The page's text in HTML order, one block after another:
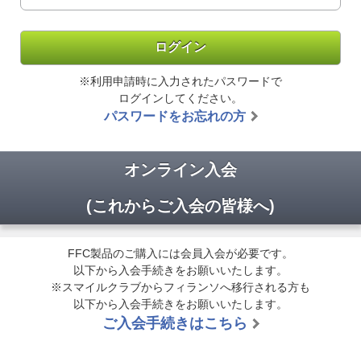
※利用申請時に入力されたパスワードで
ログインしてください。
パスワードをお忘れの方
オンライン入会
(これからご入会の皆様へ)
FFC製品のご購入には会員入会が必要です。
以下から入会手続きをお願いいたします。
※スマイルクラブからフィランソへ移行される方も
以下から入会手続きをお願いいたします。
ご入会手続きはこちら